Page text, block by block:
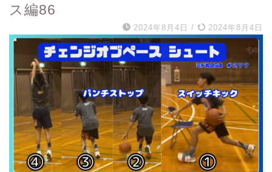
ス編86
2024年8月4日 / 2024年8月4日